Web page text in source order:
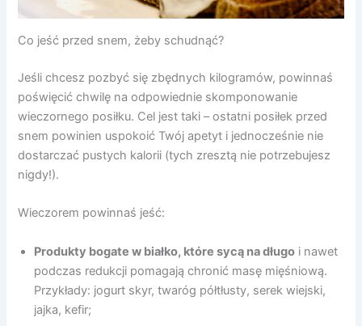
Co jeść przed snem, żeby schudnąć?
Jeśli chcesz pozbyć się zbędnych kilogramów, powinnaś
poświęcić chwilę na odpowiednie skomponowanie
wieczornego posiłku. Cel jest taki – ostatni posiłek przed
snem powinien uspokoić Twój apetyt i jednocześnie nie
dostarczać pustych kalorii (tych zresztą nie potrzebujesz
nigdy!).
Wieczorem powinnaś jeść:
Produkty bogate w białko, które sycą na długo i nawet
podczas redukcji pomagają chronić masę mięśniową.
Przykłady: jogurt skyr, twaróg półtłusty, serek wiejski,
jajka, kefir;